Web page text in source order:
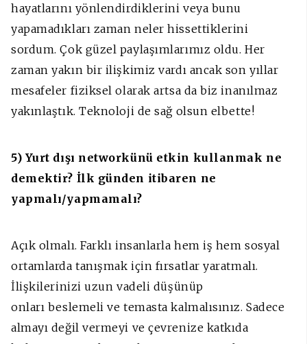
hayatlarını yönlendirdiklerini veya bunu
yapamadıkları zaman neler hissettiklerini
sordum. Çok güzel paylaşımlarımız oldu. Her
zaman yakın bir ilişkimiz vardı ancak son yıllar
mesafeler fiziksel olarak artsa da biz inanılmaz
yakınlaştık. Teknoloji de sağ olsun elbette!
5) Yurt dışı networkünü etkin kullanmak ne
demektir? İlk günden itibaren ne
yapmalı/yapmamalı?
Açık olmalı. Farklı insanlarla hem iş hem sosyal
ortamlarda tanışmak için fırsatlar yaratmalı.
İlişkilerinizi uzun vadeli düşünüp
onları beslemeli ve temasta kalmalısınız. Sadece
almayı değil vermeyi ve çevrenize katkıda